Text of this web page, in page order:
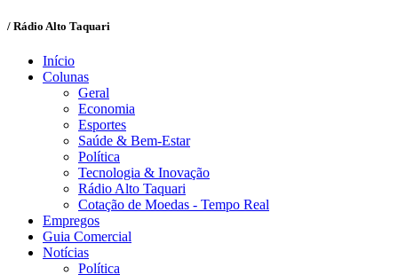
/ Rádio Alto Taquari
Início
Colunas
Geral
Economia
Esportes
Saúde & Bem-Estar
Política
Tecnologia & Inovação
Rádio Alto Taquari
Cotação de Moedas - Tempo Real
Empregos
Guia Comercial
Notícias
Política